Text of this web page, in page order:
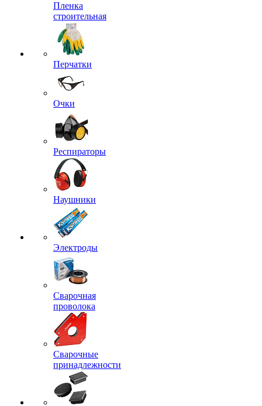
Пленка
строительная
Перчатки
Очки
Респираторы
Наушники
Электроды
Сварочная
проволока
Сварочные
принадлежности